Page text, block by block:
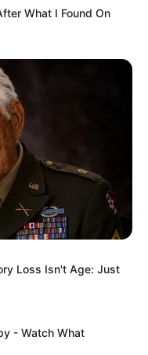
What I Found On
Loss Isn't Age: Just
- Watch What